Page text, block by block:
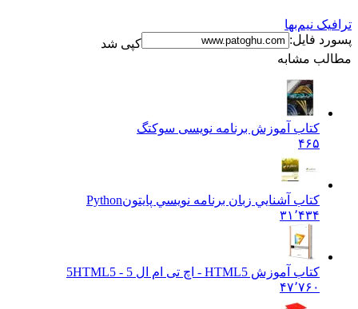
نیم‌بها
فایل:
کپی شد
مشابه
کتاب آموزش برنامه نویسی سوکتگ
کتاب آشنايي زبان برنامه نويسي پایتون Python
۳۱٬۴۳۴
کتاب آموزش HTML5 - اچ تی ام ال 5
HTML5 - 5
۴۷٬۷۶۰